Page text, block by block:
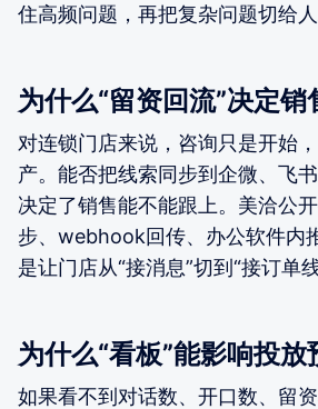
住高频问题，再把复杂问题切给人
为什么“留资回流”决定销
对连锁门店来说，咨询只是开始
产。能否把线索同步到企微、飞
决定了销售能不能跟上。美洽公
步、webhook回传、办公软件内
是让门店从“接消息”切到“接订单线
为什么“看板”能影响投放
如果看不到对话数、开口数、留